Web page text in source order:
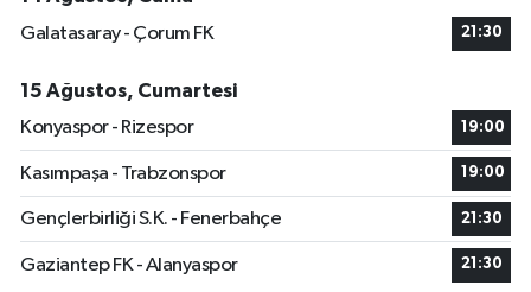
Galatasaray - Çorum FK
21:30
15 Ağustos, Cumartesi
Konyaspor - Rizespor
19:00
Kasımpaşa - Trabzonspor 19:00
Gençlerbirliği S.K. - Fenerbahçe 21:30
Gaziantep FK - Alanyaspor 21:30